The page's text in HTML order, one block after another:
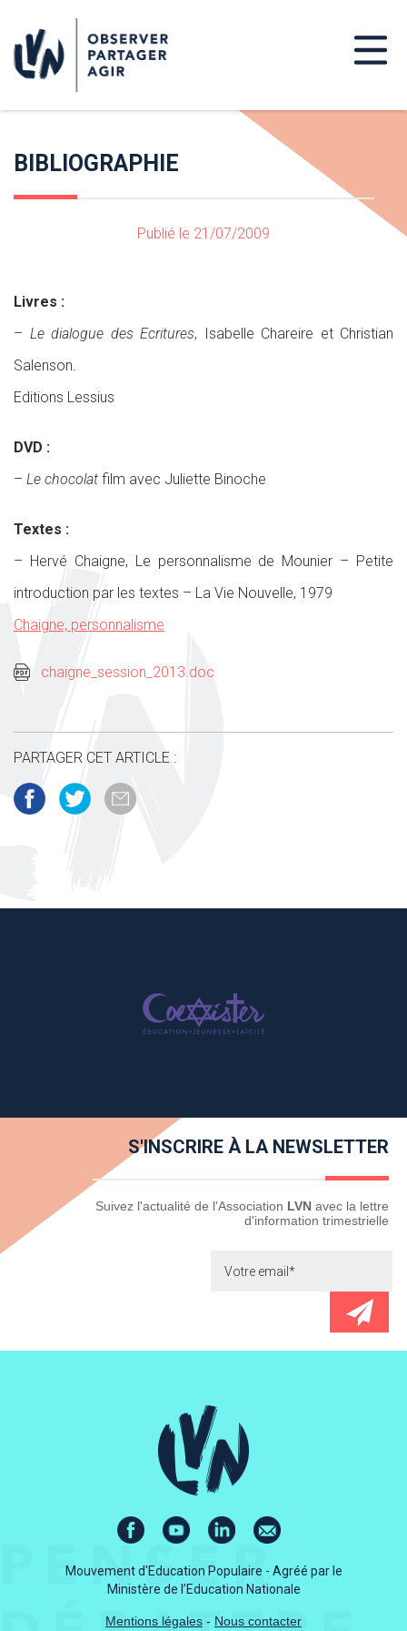
BIBLIOGRAPHIE
Publié le 21/07/2009
Livres :
– Le dialogue des Ecritures, Isabelle Chareire et Christian
Salenson.
Editions Lessius
DVD :
– Le chocolat film avec Juliette Binoche
Textes :
– Hervé Chaigne, Le personnalisme de Mounier – Petite
introduction par les textes – La Vie Nouvelle, 1979
Chaigne, personnalisme
chaigne_session_2013.doc
PARTAGER CET ARTICLE :
S'INSCRIRE À LA NEWSLETTER
Newsletter Suivez l'actualité de l'Association LVN avec la lettre
d'information trimestrielle
Mouvement d'Education Populaire - Agréé par le
Ministère de l’Education Nationale
Mentions légales - Nous contacter